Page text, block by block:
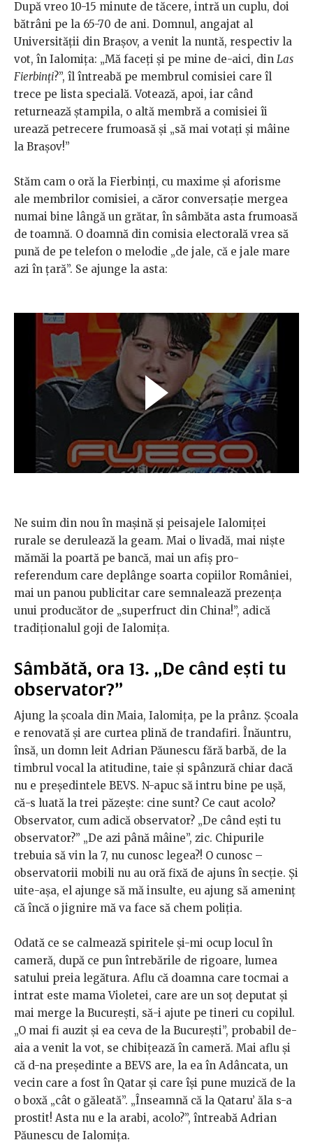
După vreo 10-15 minute de tăcere, intră un cuplu, doi
bătrâni pe la 65-70 de ani. Domnul, angajat al
Universității din Brașov, a venit la nuntă, respectiv la
vot, în Ialomița: „Mă faceți și pe mine de-aici, din Las
Fierbinți?”, îl întreabă pe membrul comisiei care îl
trece pe lista specială. Votează, apoi, iar când
returnează ștampila, o altă membră a comisiei îi
urează petrecere frumoasă și „să mai votați și mâine
la Brașov!”
Stăm cam o oră la Fierbinți, cu maxime și aforisme
ale membrilor comisiei, a căror conversație mergea
numai bine lângă un grătar, în sâmbăta asta frumoasă
de toamnă. O doamnă din comisia electorală vrea să
pună de pe telefon o melodie „de jale, că e jale mare
azi în țară”. Se ajunge la asta:
Ne suim din nou în mașină și peisajele Ialomiței
rurale se derulează la geam. Mai o livadă, mai niște
mămăi la poartă pe bancă, mai un afiș pro-
referendum care deplânge soarta copiilor României,
mai un panou publicitar care semnalează prezența
unui producător de „superfruct din China!”, adică
tradiționalul goji de Ialomița.
Sâmbătă, ora 13. „De când ești tu
observator?”
Ajung la școala din Maia, Ialomița, pe la prânz. Școala
e renovată și are curtea plină de trandafiri. Înăuntru,
însă, un domn leit Adrian Păunescu fără barbă, de la
timbrul vocal la atitudine, taie și spânzură chiar dacă
nu e președintele BEVS. N-apuc să intru bine pe ușă,
că-s luată la trei păzește: cine sunt? Ce caut acolo?
Observator, cum adică observator? „De când ești tu
observator?” „De azi până mâine”, zic. Chipurile
trebuia să vin la 7, nu cunosc legea?! O cunosc –
observatorii mobili nu au oră fixă de ajuns în secție. Și
uite-așa, el ajunge să mă insulte, eu ajung să ameninț
că încă o jignire mă va face să chem poliția.
Odată ce se calmează spiritele și-mi ocup locul în
cameră, după ce pun întrebările de rigoare, lumea
satului preia legătura. Aflu că doamna care tocmai a
intrat este mama Violetei, care are un soț deputat și
mai merge la București, să-i ajute pe tineri cu copilul.
„O mai fi auzit și ea ceva de la București”, probabil de-
aia a venit la vot, se chibițează în cameră. Mai aflu și
că d-na președinte a BEVS are, la ea în Adâncata, un
vecin care a fost în Qatar și care își pune muzică de la
o boxă „cât o găleată”. „Înseamnă că la Qataru’ ăla s-a
prostit! Asta nu e la arabi, acolo?”, întreabă Adrian
Păunescu de Ialomița.